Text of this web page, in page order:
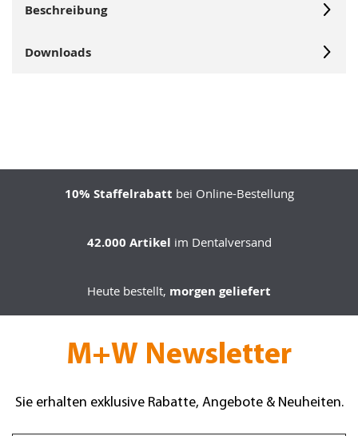
Beschreibung
Downloads
10% Staffelrabatt bei Online-Bestellung
42.000 Artikel im Dentalversand
Heute bestellt, morgen geliefert
M+W Newsletter
Sie erhalten exklusive Rabatte, Angebote & Neuheiten.